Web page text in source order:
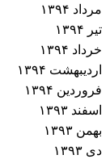
مرداد ۱۳۹۴
تیر ۱۳۹۴
خرداد ۱۳۹۴
اردیبهشت ۱۳۹۴
فروردین ۱۳۹۴
اسفند ۱۳۹۳
بهمن ۱۳۹۳
دی ۱۳۹۳